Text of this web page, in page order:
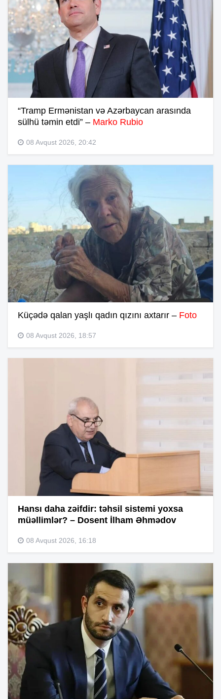
“Tramp Ermənistan və Azərbaycan arasında
sülhü təmin etdi” – Marko Rubio
08 Avqust 2026, 20:42
Küçədə qalan yaşlı qadın qızını axtarır – Foto
08 Avqust 2026, 18:57
Hansı daha zəifdir: təhsil sistemi yoxsa
müəllimlər? – Dosent İlham Əhmədov
08 Avqust 2026, 16:18